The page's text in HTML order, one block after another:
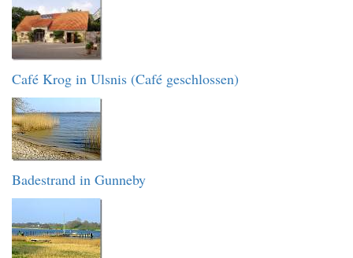
Café Krog in Ulsnis (Café geschlossen)
Badestrand in Gunneby